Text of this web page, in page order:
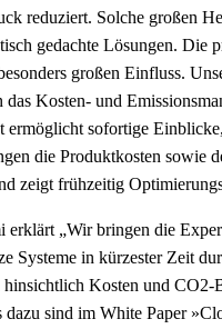
reduziert. Solche großen
gedachte Lösungen. Die
großen Einfluss.
Kosten- und
ermöglicht sofortige
die Produktkosten sowie
zeigt frühzeitig
erklärt „Wir bringen die
Systeme in kürzester Zeit
hinsichtlich Kosten und CO2-
dazu sind im White Paper